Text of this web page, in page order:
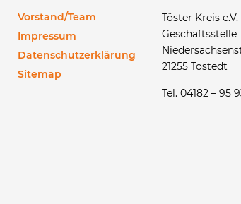
Vorstand/Team
Impressum
Datenschutzerklärung
Sitemap
Töster Kreis e.V.
Geschäftsstelle
21255 Tostedt
Tel. 04182 – 95